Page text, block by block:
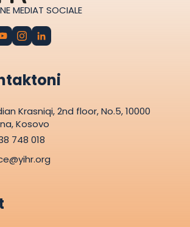
MEDIAT SOCIALE
Krasniqi, 2nd floor, No.5, 10000
Kosovo
748 018